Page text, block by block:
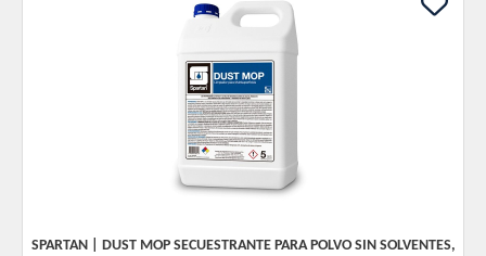
SPARTAN | DUST MOP SECUESTRANTE PARA POLVO SIN SOLVENTES,